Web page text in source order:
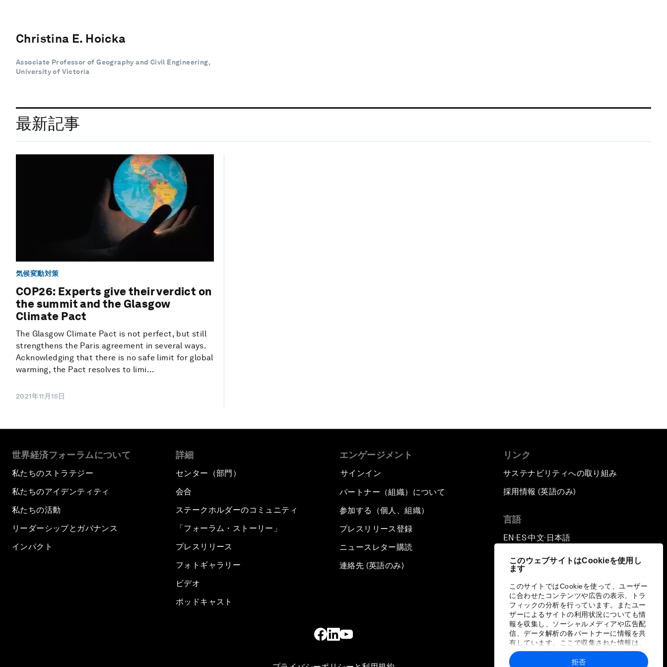
このウェブサイトはCookieを使用し
ます
このサイトではCookieを使って、ユーザー
に合わせたコンテンツや広告の表示、トラ
フィックの分析を行っています。またユー
ザーによるサイトの利用状況についても情
報を収集し、ソーシャルメディアや広告配
信、データ解析の各パートナーに情報を共
有しています。ここで収集された情報は、
ユーザーが各パートナーに提供した他の情
報や各パートナーのサービスを使用した際
拒否
Christina E. Hoicka
Associate Professor of Geography and Civil Engineering,
University of Victoria
最新記事
気候変動対策
COP26: Experts give their verdict on
the summit and the Glasgow
Climate Pact
The Glasgow Climate Pact is not perfect, but still
strengthens the Paris agreement in several ways.
Acknowledging that there is no safe limit for global
warming, the Pact resolves to limi...
2021年11月15日
世界経済フォーラムについて
私たちのストラテジー
私たちのアイデンティティ
私たちの活動
リーダーシップとガバナンス
インパクト
詳細
センター（部門）
会合
ステークホルダーのコミュニティ
「フォーラム・ストーリー」
プレスリリース
フォトギャラリー
ビデオ
ポッドキャスト
エンゲージメント
サインイン
パートナー（組織）について
参加する（個人、組織）
プレスリリース登録
ニュースレター購読
連絡先 (英語のみ)
リンク
サステナビリティへの取り組み
採用情報 (英語のみ)
言語
EN ▪ ES▪中文▪ 日本語